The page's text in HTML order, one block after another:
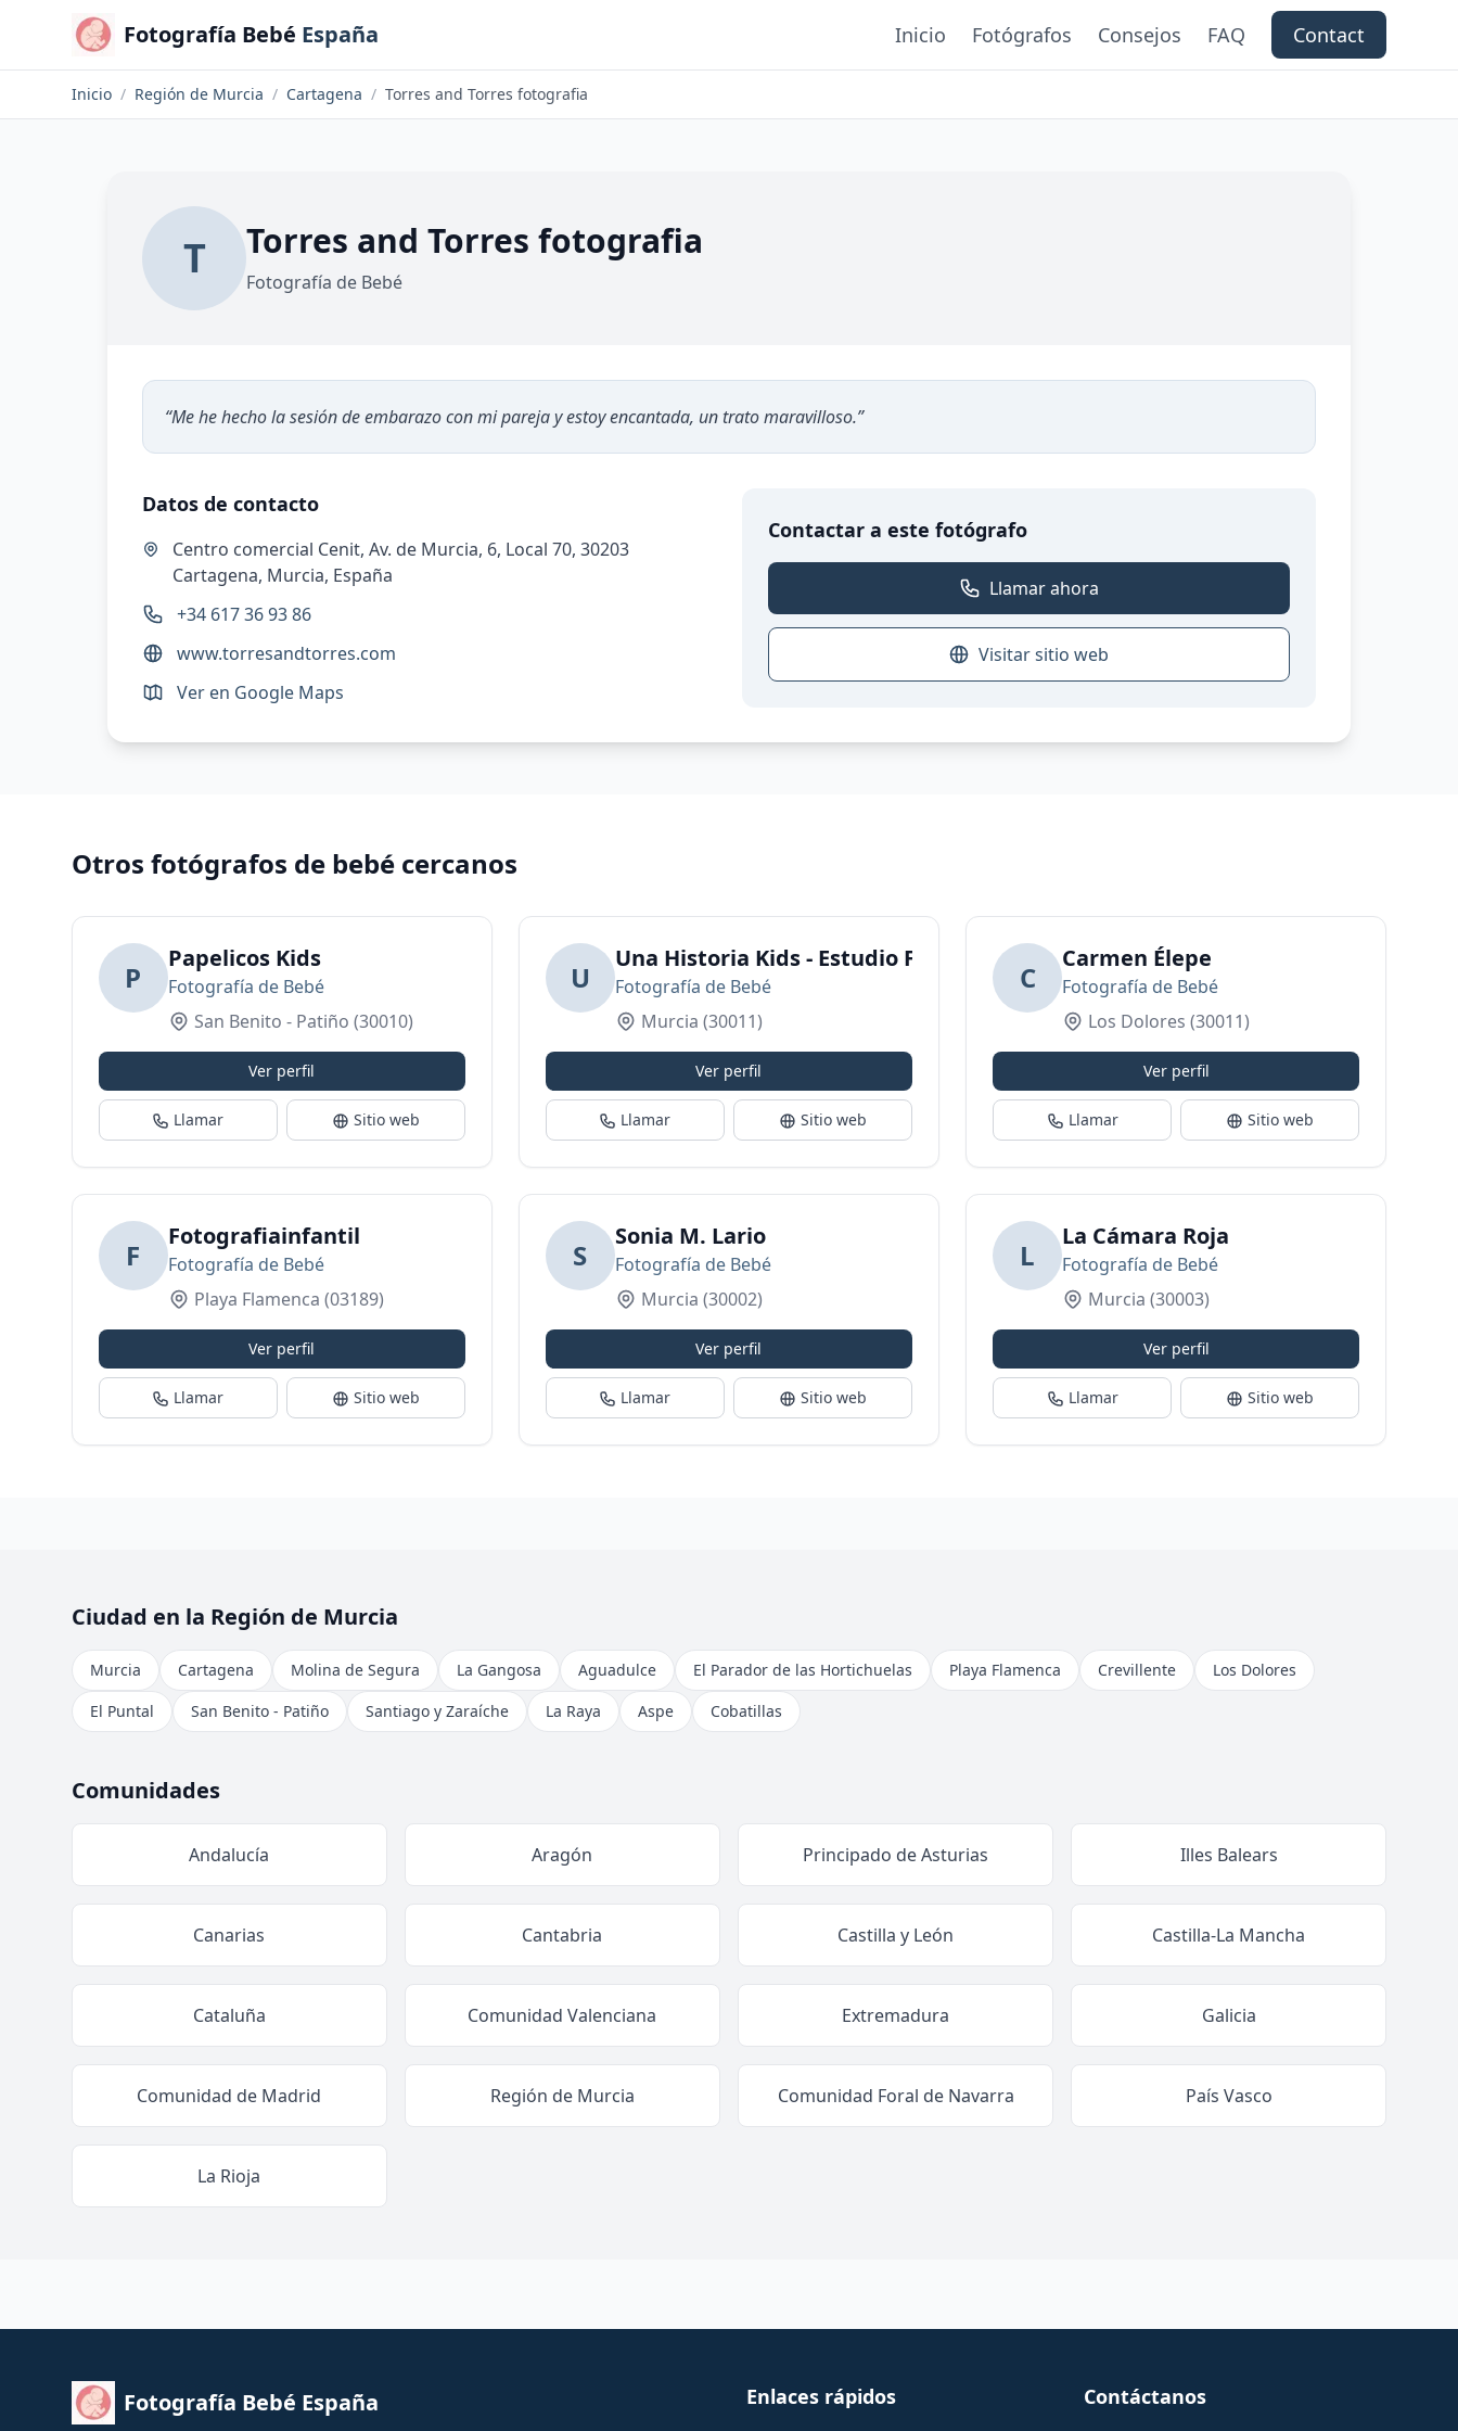
Fotografía Bebé España Inicio Fotógrafos Consejos FAQ Contact
Inicio / Región de Murcia / Cartagena / Torres and Torres fotografia
T Torres and Torres fotografia
Fotografía de Bebé
“Me he hecho la sesión de embarazo con mi pareja y estoy encantada, un trato maravilloso.”
Datos de contacto
Centro comercial Cenit, Av. de Murcia, 6, Local 70, 30203
Cartagena, Murcia, España
+34 617 36 93 86
www.torresandtorres.com
Ver en Google Maps
Contactar a este fotógrafo
Llamar ahora
Visitar sitio web
Otros fotógrafos de bebé cercanos
P
Papelicos Kids
Fotografía de Bebé
San Benito - Patiño (30010)
Ver perfil
Llamar Sitio web
U
Una Historia Kids - Estudio Fotografía
Fotografía de Bebé
Murcia (30011)
Ver perfil
Llamar Sitio web
C
Carmen Élepe
Fotografía de Bebé
Los Dolores (30011)
Ver perfil
Llamar Sitio web
F
Fotografiainfantil
Fotografía de Bebé
Playa Flamenca (03189)
Ver perfil
Llamar Sitio web
S
Sonia M. Lario
Fotografía de Bebé
Murcia (30002)
Ver perfil
Llamar Sitio web
L
La Cámara Roja
Fotografía de Bebé
Murcia (30003)
Ver perfil
Llamar Sitio web
Ciudad en la Región de Murcia
Murcia Cartagena Molina de Segura La Gangosa Aguadulce El Parador de las Hortichuelas Playa Flamenca Crevillente
Los Dolores
El Puntal
San Benito - Patiño Santiago y Zaraíche La Raya Aspe Cobatillas
Comunidades
Andalucía Aragón Principado de Asturias Illes Balears
Canarias Cantabria Castilla y León Castilla-La Mancha
Cataluña Comunidad Valenciana Extremadura Galicia
Comunidad de Madrid Región de Murcia Comunidad Foral de Navarra País Vasco
La Rioja
Fotografía Bebé España Enlaces rápidos Contáctanos